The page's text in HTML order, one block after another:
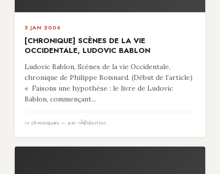
5 JAN 2006
[CHRONIQUE] SCÈNES DE LA VIE
OCCIDENTALE, LUDOVIC BABLON
Ludovic Bablon, Scènes de la vie Occidentale,
chronique de Philippe Boisnard. (Début de l’article)
« Faisons une hypothèse : le livre de Ludovic
Bablon, commençant...
in chroniques — par rÃ©daction